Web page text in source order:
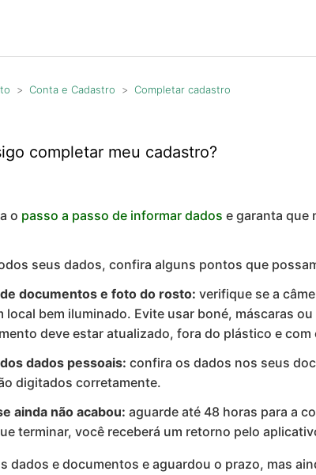
Conta e Cadastro Completar cadastro
completar meu cadastro?
o passo a passo de informar dados e garanta que
seus dados, confira alguns pontos que
documentos e foto do rosto:verifique se a
local bem iluminado. Evite usar boné, máscaras
deve estar atualizado, fora do plástico e com
dados pessoais:confira os dados nos seus
digitados corretamente.
ainda não acabou:aguarde até 48 horas para a
terminar, você receberá um retorno pelo
dados e documentos e aguardou o prazo, mas